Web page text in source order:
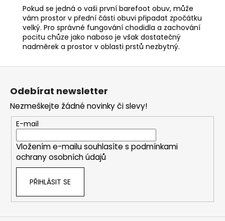
Pokud se jedná o vaši první barefoot obuv, může
vám prostor v přední části obuvi připadat zpočátku
velký. Pro správné fungování chodidla a zachování
pocitu chůze jako naboso je však dostatečný
nadměrek a prostor v oblasti prstů nezbytný.
Odebírat newsletter
Nezmeškejte žádné novinky či slevy!
E-mail
Vložením e-mailu souhlasíte s podmínkami
ochrany osobních údajů
PŘIHLÁSIT SE